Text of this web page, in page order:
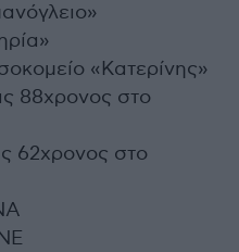
«Κατερίνης»
88χρονος στο
62χρονος στο